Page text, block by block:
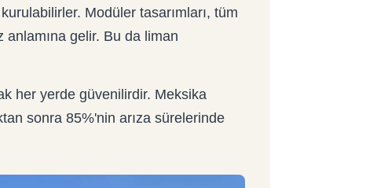
Modüler tasarımları, tüm
gelir. Bu da liman
her yerde güvenilirdir. Meksika
sonra 85%'nin arıza sürelerinde